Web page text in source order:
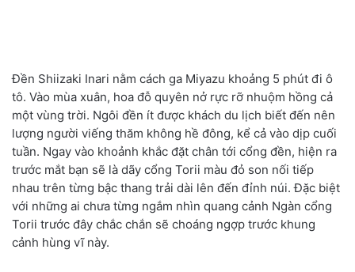
Đền Shiizaki Inari nằm cách ga Miyazu khoảng 5 phút đi ô
tô. Vào mùa xuân, hoa đỗ quyên nở rực rỡ nhuộm hồng cả
một vùng trời. Ngôi đền ít được khách du lịch biết đến nên
lượng người viếng thăm không hề đông, kể cả vào dịp cuối
tuần. Ngay vào khoảnh khắc đặt chân tới cổng đền, hiện ra
trước mắt bạn sẽ là dãy cổng Torii màu đỏ son nối tiếp
nhau trên từng bậc thang trải dài lên đến đỉnh núi. Đặc biệt
với những ai chưa từng ngắm nhìn quang cảnh Ngàn cổng
Torii trước đây chắc chắn sẽ choáng ngợp trước khung
cảnh hùng vĩ này.